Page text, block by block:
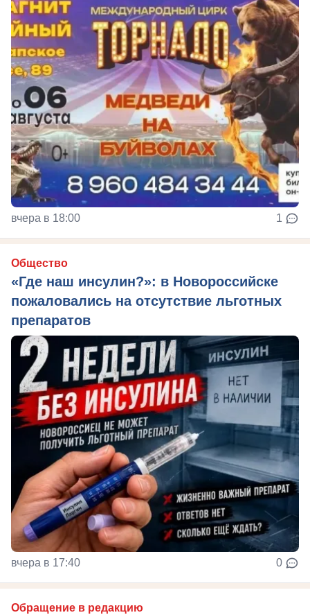
вчера в 18:00 1
Общество
«Где наш инсулин?»: в Новороссийске
пожаловались на отсутствие льготных
препаратов
вчера в 17:40 0
Обращение в редакцию